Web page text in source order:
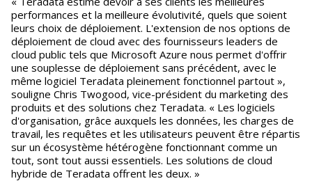
performances et la meilleure évolutivité, quels que soient
leurs choix de déploiement. L'extension de nos options de
déploiement de cloud avec des fournisseurs leaders de
cloud public tels que Microsoft Azure nous permet d'offrir
une souplesse de déploiement sans précédent, avec le
même logiciel Teradata pleinement fonctionnel partout »,
souligne Chris Twogood, vice-président du marketing des
produits et des solutions chez Teradata. « Les logiciels
d'organisation, grâce auxquels les données, les charges de
travail, les requêtes et les utilisateurs peuvent être répartis
sur un écosystème hétérogène fonctionnant comme un
tout, sont tout aussi essentiels. Les solutions de cloud
hybride de Teradata offrent les deux. »